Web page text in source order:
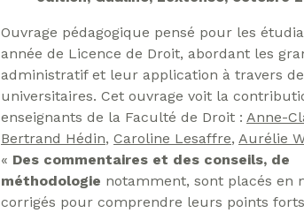
Ouvrage pédagogique pensé pour les
année de Licence de Droit, abordant les
administratif et leur application à travers
universitaires. Cet ouvrage voit la
enseignants de la Faculté de Droit : Anne-
Bertrand Hédin, Caroline Lesaffre, Aurélie
« Des commentaires et des conseils, de
méthodologie notamment, sont placés en
corrigés pour comprendre leurs points